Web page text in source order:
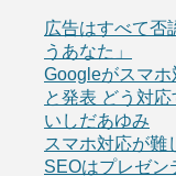
広告はすべて否
うあなた」
Googleがスマ
と発表 どう対
いしだあゆみ
スマホ対応が難
SEOはプレゼン